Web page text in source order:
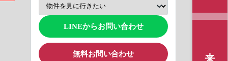
LINEからお問い合わせ
無料お問い合わせ